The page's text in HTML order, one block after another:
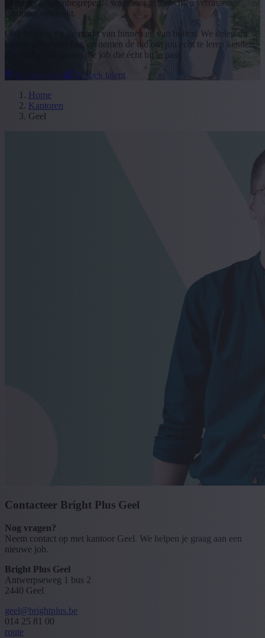
advies is altijd inbegrepen – waardoor je misschien verrassende
jobopties ontdenkt.
Ook kennen we de markt van binnen en van buiten. We delen die
kennis graag met jou, en nemen de tijd om jou echt te leren kennen.
Zo vinden we samen die job die écht bij je past.
Ik zoek jobs
Ik zoek talent
Home
Kantoren
Geel
Contacteer Bright Plus Geel
Nog vragen?
Neem contact op met kantoor Geel. We helpen je graag aan een
nieuwe job.
Bright Plus Geel
Antwerpseweg 1 bus 2
2440 Geel
geel@brightplus.be
014 25 81 00
route